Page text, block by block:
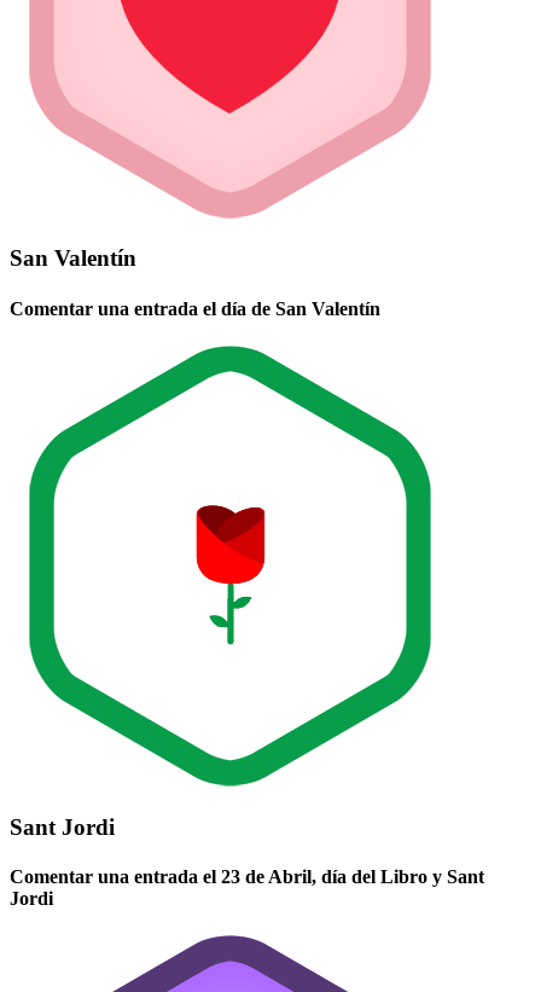
San Valentín
Comentar una entrada el día de San Valentín
Sant Jordi
Comentar una entrada el 23 de Abril, día del Libro y Sant
Jordi